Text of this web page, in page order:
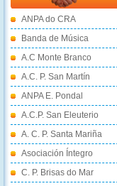
ANPA do CRA
Banda de Música
A.C Monte Branco
A.C. P. San Martín
ANPA E. Pondal
A.C.P. San Eleuterio
A. C. P. Santa Mariña
Asociación Íntegro
C. P. Brisas do Mar